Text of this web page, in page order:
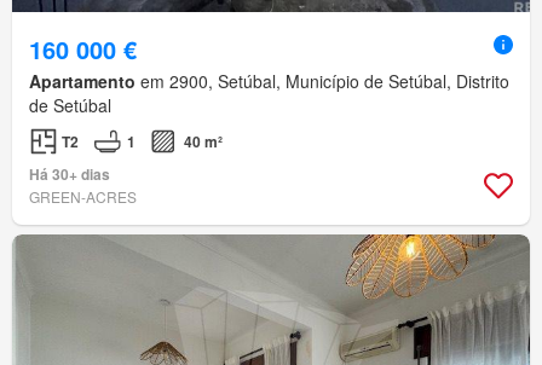
160 000 €
Apartamento em 2900, Setúbal, Município de Setúbal, Distrito
de Setúbal
T2 1
40 m²
Há 30+ dias
GREEN-ACRES